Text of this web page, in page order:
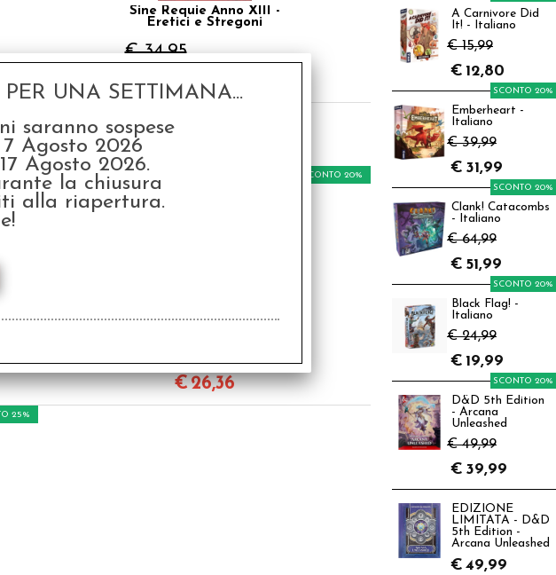
Sine Requie Anno XIII -
Eretici e Stregoni
€ 34,95
€ 27,96
20%
Decussis Sanguinis
SCONTO 20%
€26,36
25%
A Carnivore Did
It! - Italiano
€ 15,99
€ 12,80
Emberheart -
Italiano
€ 39,99
SCONTO 20%
€ 31,99
Clank! Catacombs
- Italiano
€ 64,99
SCONTO 20%
€ 51,99
Black Flag! -
Italiano
€ 24,99
SCONTO 20%
€ 19,99
D&D 5th Edition
- Arcana
Unleashed
€ 49,99
SCONTO 20%
€ 39,99
EDIZIONE
LIMITATA - D&D
5th Edition -
Arcana Unleashed
€ 49,99
UNA SETTIMANA...
saranno sospese
Agosto 2026
Agosto 2026.
la chiusura
alla riapertura.